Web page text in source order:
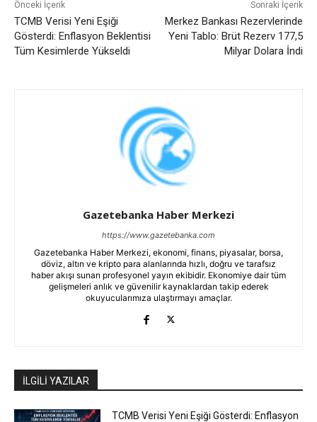
Önceki İçerik
TCMB Verisi Yeni Eşiği
Gösterdi: Enflasyon Beklentisi
Tüm Kesimlerde Yükseldi
Sonraki İçerik
Merkez Bankası Rezervlerinde
Yeni Tablo: Brüt Rezerv 177,5
Milyar Dolara İndi
Gazetebanka Haber Merkezi
https://www.gazetebanka.com
Gazetebanka Haber Merkezi, ekonomi, finans, piyasalar, borsa,
döviz, altın ve kripto para alanlarında hızlı, doğru ve tarafsız
haber akışı sunan profesyonel yayın ekibidir. Ekonomiye dair tüm
gelişmeleri anlık ve güvenilir kaynaklardan takip ederek
okuyucularımıza ulaştırmayı amaçlar.
İLGİLİ YAZILAR
TCMB Verisi Yeni Eşiği Gösterdi: Enflasyon